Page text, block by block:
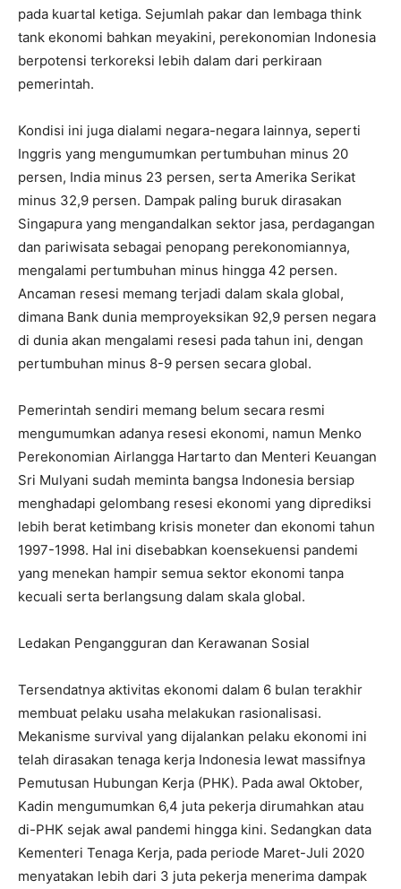
pada kuartal ketiga. Sejumlah pakar dan lembaga think
tank ekonomi bahkan meyakini, perekonomian Indonesia
berpotensi terkoreksi lebih dalam dari perkiraan
pemerintah.
Kondisi ini juga dialami negara-negara lainnya, seperti
Inggris yang mengumumkan pertumbuhan minus 20
persen, India minus 23 persen, serta Amerika Serikat
minus 32,9 persen. Dampak paling buruk dirasakan
Singapura yang mengandalkan sektor jasa, perdagangan
dan pariwisata sebagai penopang perekonomiannya,
mengalami pertumbuhan minus hingga 42 persen.
Ancaman resesi memang terjadi dalam skala global,
dimana Bank dunia memproyeksikan 92,9 persen negara
di dunia akan mengalami resesi pada tahun ini, dengan
pertumbuhan minus 8-9 persen secara global.
Pemerintah sendiri memang belum secara resmi
mengumumkan adanya resesi ekonomi, namun Menko
Perekonomian Airlangga Hartarto dan Menteri Keuangan
Sri Mulyani sudah meminta bangsa Indonesia bersiap
menghadapi gelombang resesi ekonomi yang diprediksi
lebih berat ketimbang krisis moneter dan ekonomi tahun
1997-1998. Hal ini disebabkan koensekuensi pandemi
yang menekan hampir semua sektor ekonomi tanpa
kecuali serta berlangsung dalam skala global.
Ledakan Pengangguran dan Kerawanan Sosial
Tersendatnya aktivitas ekonomi dalam 6 bulan terakhir
membuat pelaku usaha melakukan rasionalisasi.
Mekanisme survival yang dijalankan pelaku ekonomi ini
telah dirasakan tenaga kerja Indonesia lewat massifnya
Pemutusan Hubungan Kerja (PHK). Pada awal Oktober,
Kadin mengumumkan 6,4 juta pekerja dirumahkan atau
di-PHK sejak awal pandemi hingga kini. Sedangkan data
Kementeri Tenaga Kerja, pada periode Maret-Juli 2020
menyatakan lebih dari 3 juta pekerja menerima dampak